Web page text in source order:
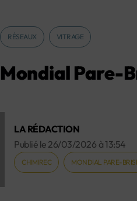
RÉSEAUX VITRAGE
Mondial Pare-
LA RÉDACTION
Publié le 26/03/2026 à 13:54
CHIMIREC MONDIAL PARE-